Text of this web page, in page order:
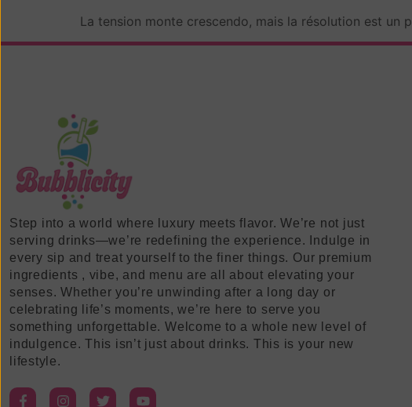
La tension monte crescendo, mais la résolution est
Step into a world where luxury meets flavor. We’re not just
serving drinks—we’re redefining the experience. Indulge in
every sip and treat yourself to the finer things. Our premium
ingredients , vibe, and menu are all about elevating your
senses. Whether you’re unwinding after a long day or
celebrating life’s moments, we’re here to serve you
something unforgettable. Welcome to a whole new level of
indulgence. This isn’t just about drinks. This is your new
lifestyle.